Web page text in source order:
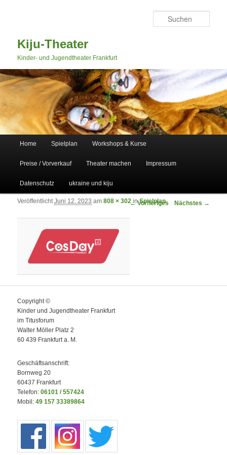
Kiju-Theater
Kinder- und Jugendtheater Frankfurt
Zum primären Inhalt springen
Zum sekundären Inhalt springen
Home Spielplan Workshops & Kurse
Preise / Vorverkauf Theater machen Impressum
Datenschutz ukraine und kiju
Bilder-Navigation
← Vorheriges Nächstes →
VeröffentlichtJuni 12, 2023 am808 × 302 inSpielplan
Copyright ©
Kinder und Jugendtheater Frankfurt
im Titusforum
Walter Möller Platz 2
60 439 Frankfurt a. M.
Geschäftsanschrift:
Bornweg 20
60437 Frankfurt
Telefon:06101 / 557424
Mobil:49 157 33389864